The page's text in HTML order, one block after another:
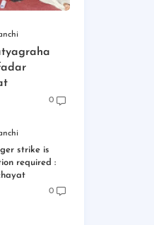
0
strike is
required :
0